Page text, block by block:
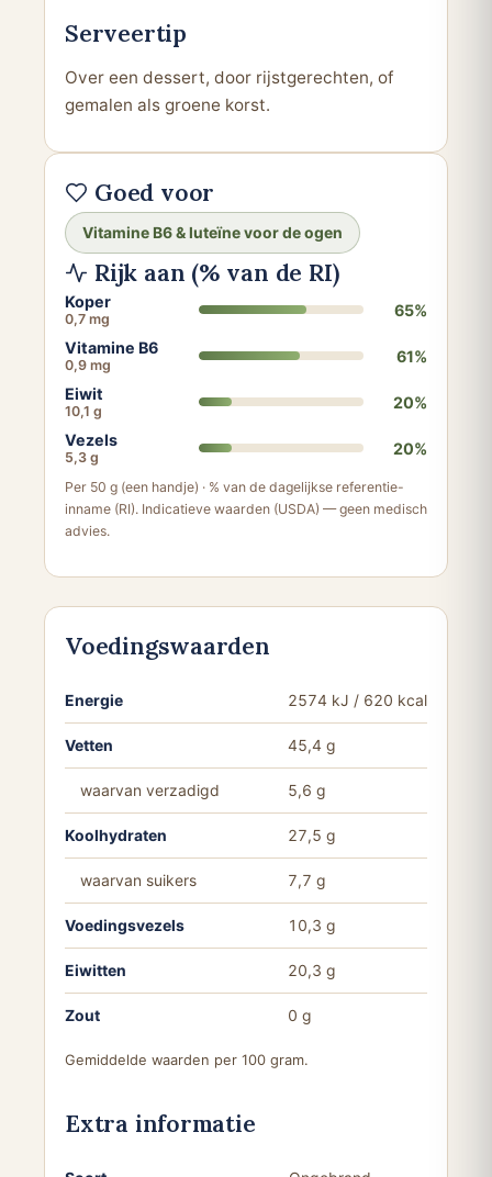
Serveertip
Over een dessert, door rijstgerechten, of
gemalen als groene korst.
Goed voor
Vitamine B6 & luteïne voor de ogen
Rijk aan (% van de RI)
Koper
0,7 mg 65%
Vitamine B6
0,9 mg 61%
Eiwit
10,1 g 20%
Vezels
5,3 g 20%
Per 50 g (een handje) · % van de dagelijkse referentie-
inname (RI). Indicatieve waarden (USDA) — geen medisch
advies.
Voedingswaarden
Energie 2574 kJ / 620 kcal
Vetten 45,4 g
waarvan verzadigd 5,6 g
Koolhydraten 27,5 g
waarvan suikers 7,7 g
Voedingsvezels 10,3 g
Eiwitten 20,3 g
Zout 0 g
Gemiddelde waarden per 100 gram.
Extra informatie